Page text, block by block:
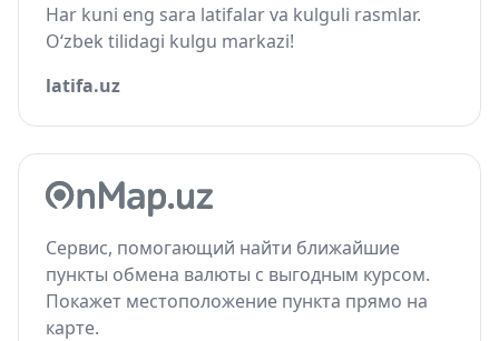
Har kuni eng sara latifalar va kulguli rasmlar.
O‘zbek tilidagi kulgu markazi!
latifa.uz
Сервис, помогающий найти ближайшие
пункты обмена валюты с выгодным курсом.
Покажет местоположение пункта прямо на
карте.